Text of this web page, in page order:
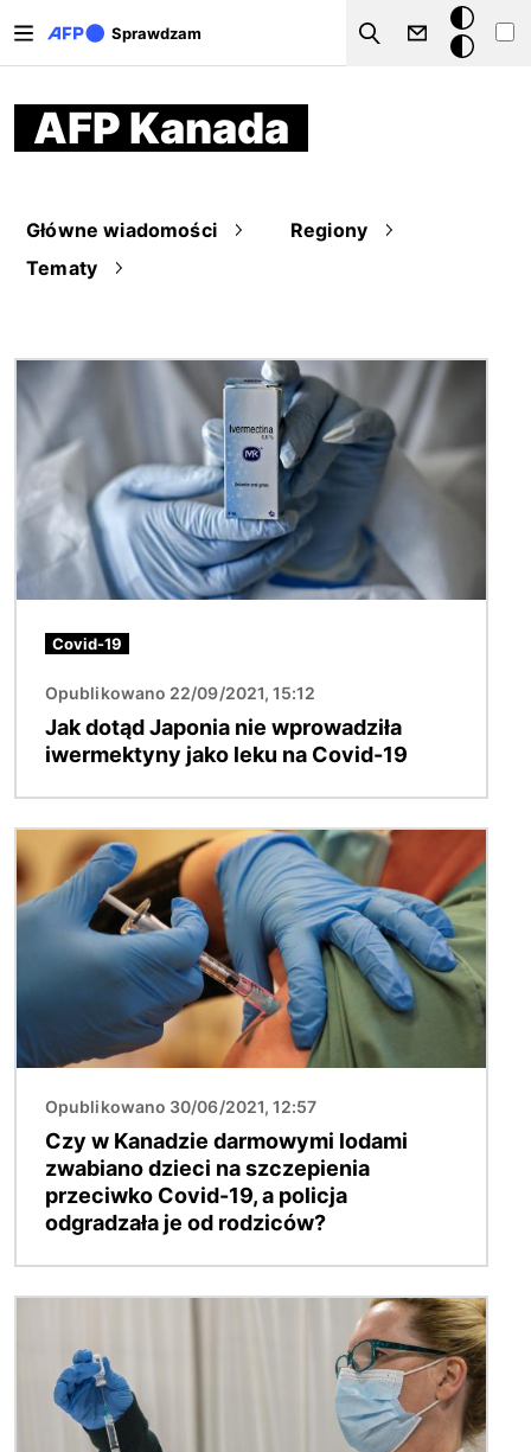
Sprawdzam
Szukaj
Tryb
ciemny
AFP Kanada
Główne wiadomości
Regiony
Tematy
Obraz
Covid-19
Opublikowano 22/09/2021, 15:12
Jak dotąd Japonia nie wprowadziła
iwermektyny jako leku na Covid-19
Obraz
Opublikowano 30/06/2021, 12:57
Czy w Kanadzie darmowymi lodami
zwabiano dzieci na szczepienia
przeciwko Covid-19, a policja
odgradzała je od rodziców?